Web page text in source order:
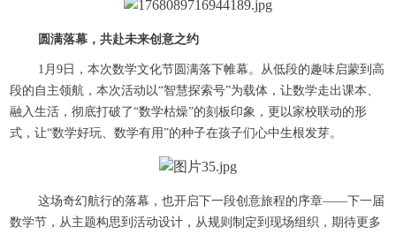
圆满落幕，共赴未来创意之约
1月9日，本次数学文化节圆满落下帷幕。从低段的趣味启蒙到高
段的自主领航，本次活动以“智慧探索号”为载体，让数学走出课本、
融入生活，彻底打破了“数学枯燥”的刻板印象，更以家校联动的形
式，让“数学好玩、数学有用”的种子在孩子们心中生根发芽。
这场奇幻航行的落幕，也开启下一段创意旅程的序章——下一届
数学节，从主题构思到活动设计，从规则制定到现场组织，期待更多